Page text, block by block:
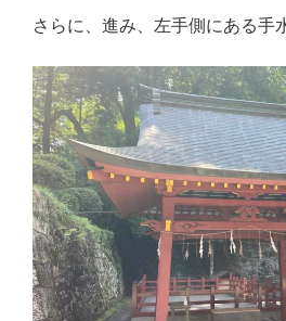
さらに、進み、左手側にある手